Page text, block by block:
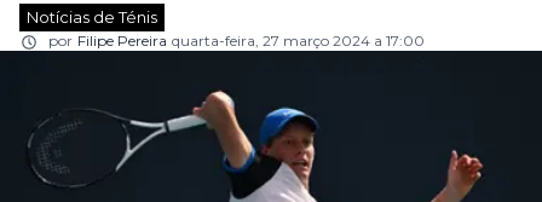
Notícias de Ténis
por Filipe Pereira quarta-feira, 27 março 2024 a 17:00